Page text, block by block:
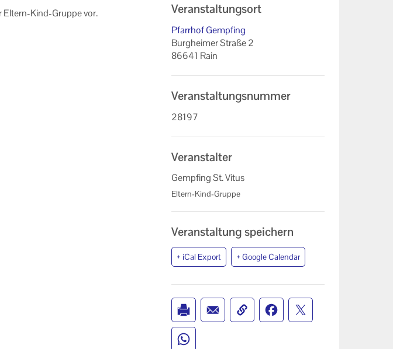
Eltern-​Kind-Gruppe vor.
Veranstaltungsort
Pfarrhof Gempfing
Burgheimer Straße 2
86641 Rain
Veranstaltungsnummer
28197
Veranstalter
Gempfing St. Vitus
Eltern-Kind-Gruppe
Veranstaltung speichern
+ iCal Export + Google Calendar